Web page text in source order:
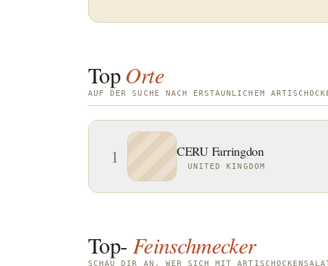
Top Orte
AUF DER SUCHE NACH ERSTAUNLICHEM
1 CERU Farringdon
UNITED KINGDOM
Top-Feinschmecker
SCHAU DIR AN, WER SICH MIT